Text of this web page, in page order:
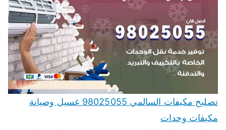
تصليح مكيفات السالمي 98025055 غسيل وصيانة
مكيفات وحدات